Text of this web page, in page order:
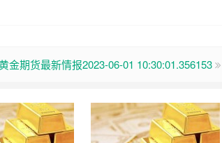
金期货最新情报2023-06-01 10:30:01.356153